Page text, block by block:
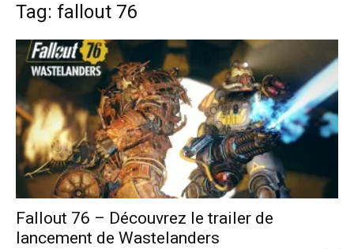
Tag: fallout 76
Fallout 76 – Découvrez le trailer de
lancement de Wastelanders